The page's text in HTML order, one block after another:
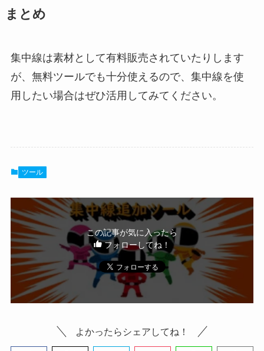
まとめ
集中線は素材として有料販売されていたりします
が、無料ツールでも十分使えるので、集中線を使
用したい場合はぜひ活用してみてください。
ツール
この記事が気に入ったら
フォローしてね！
よかったらシェアしてね！